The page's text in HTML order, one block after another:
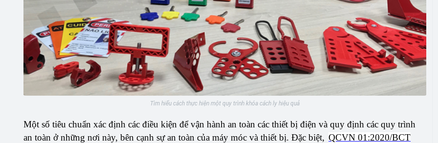
Tìm hiểu cách thực hiện một quy trình khóa cách ly hiệu quả
Một số tiêu chuẩn xác định các điều kiện để vận hành an toàn các thiết bị điện và quy định các quy trình
an toàn ở những nơi này, bên cạnh sự an toàn của máy móc và thiết bị. Đặc biệt, QCVN 01:2020/BCT